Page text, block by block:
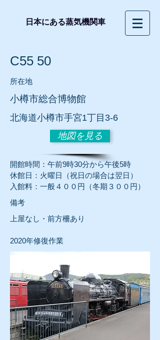
日本にある蒸気機関車
C55 50
所在地
小樽市総合博物館
北海道小樽市手宮1丁目3-6
地図を見る
​開館時間：午前9時30分から午後5時
休館日：火曜日（祝日の場合は翌日）
入館料：一般４００円（冬期３００円）
​備考
上屋なし・前方柵あり
​2020年修復作業